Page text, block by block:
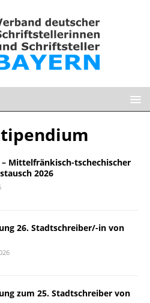
– Mittelfränkisch-tschechischer
2026
26. Stadtschreiber/-in von
zum 25. Stadtschreiber von